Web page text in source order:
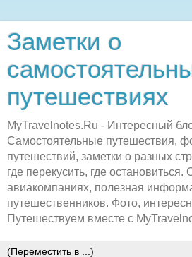
Заметки о
путешествиях
MyTravelnotes.Ru - Интересный
Самостоятельные путешествия,
путешествий, заметки о разных
где перекусить, где
авиакомпаниях, полезная
путешественников. Фото,
Путешествуем вместе с